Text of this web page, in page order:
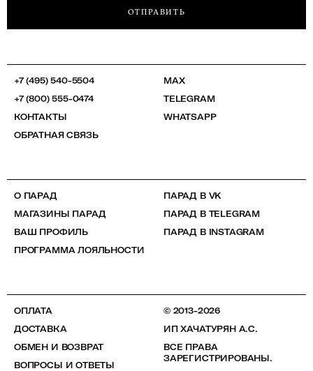
ОТПРАВИТЬ
+7 (495) 540-5504
+7 (800) 555-0474
КОНТАКТЫ
ОБРАТНАЯ СВЯЗЬ
MAX
TELEGRAM
WHATSAPP
О ПАРАД
МАГАЗИНЫ ПАРАД
ВАШ ПРОФИЛЬ
ПРОГРАММА ЛОЯЛЬНОСТИ
ПАРАД В VK
ПАРАД В TELEGRAM
ПАРАД В INSTAGRAM
ОПЛАТА
ДОСТАВКА
ОБМЕН И ВОЗВРАТ
ВОПРОСЫ И ОТВЕТЫ
© 2013-2026
ИП ХАЧАТУРЯН А.С.
ВСЕ ПРАВА
ЗАРЕГИСТРИРОВАНЫ.